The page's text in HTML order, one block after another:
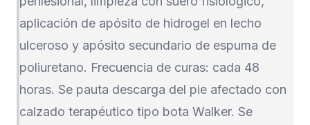
aplicación de apósito de hidrogel en lecho
ulceroso y apósito secundario de espuma de
poliuretano. Frecuencia de curas: cada 48
horas. Se pauta descarga del pie afectado con
calzado terapéutico tipo bota Walker. Se